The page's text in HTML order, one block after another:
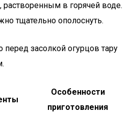
растворенным в горячей воде.
тщательно ополоснуть.
засолкой огурцов тару
Особенности
приготовления